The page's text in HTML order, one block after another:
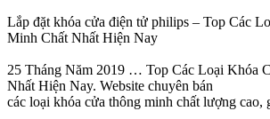
Lắp đặt khóa cửa điện tử philips – Top Các
Minh Chất Nhất Hiện Nay
25 Tháng Năm 2019 … Top Các Loại Khóa
Nhất Hiện Nay. Website chuyên bán
các loại khóa cửa thông minh chất lượng cao,